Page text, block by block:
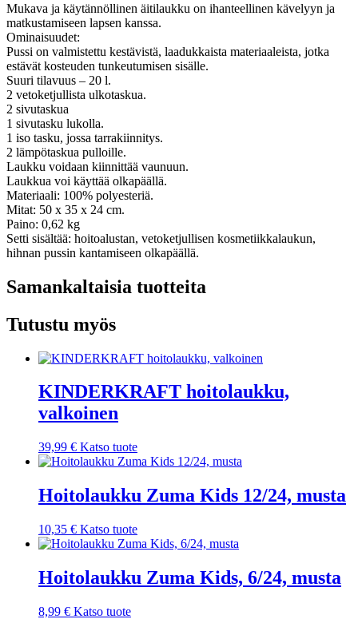
Mukava ja käytännöllinen äitilaukku on ihanteellinen kävelyyn ja
matkustamiseen lapsen kanssa.
Ominaisuudet:
Pussi on valmistettu kestävistä, laadukkaista materiaaleista, jotka
estävät kosteuden tunkeutumisen sisälle.
Suuri tilavuus – 20 l.
2 vetoketjullista ulkotaskua.
2 sivutaskua
1 sivutasku lukolla.
1 iso tasku, jossa tarrakiinnitys.
2 lämpötaskua pulloille.
Laukku voidaan kiinnittää vaunuun.
Laukkua voi käyttää olkapäällä.
Materiaali: 100% polyesteriä.
Mitat: 50 x 35 x 24 cm.
Paino: 0,62 kg
Setti sisältää: hoitoalustan, vetoketjullisen kosmetiikkalaukun,
hihnan pussin kantamiseen olkapäällä.
Samankaltaisia tuotteita
Tutustu myös
KINDERKRAFT hoitolaukku,
valkoinen
39,99 € Katso tuote
Hoitolaukku Zuma Kids 12/24, musta
10,35 € Katso tuote
Hoitolaukku Zuma Kids, 6/24, musta
8,99 € Katso tuote